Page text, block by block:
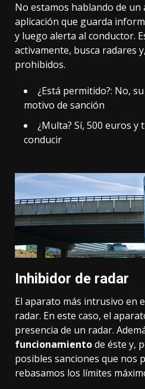
No estamos hablando de un
aplicación que guarda
y luego alerta al conductor.
activamente, busca radares
prohibidos.
¿Está permitido?: No,
motivo de sanción
¿Multa? Sí, 500 euros
conducir
Inhibidor de radar
El aparato más intrusivo en
radar. En este caso, el
presencia de un radar.
funcionamientode éste y,
posibles sanciones que nos
rebasamos los límites